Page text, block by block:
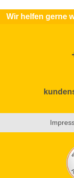
Wir helfen gerne